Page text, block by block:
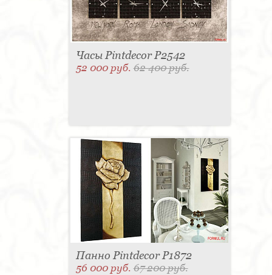
Часы Pintdecor P2542
52 000 руб.62 400 руб.
Панно Pintdecor P1872
56 000 руб.67 200 руб.